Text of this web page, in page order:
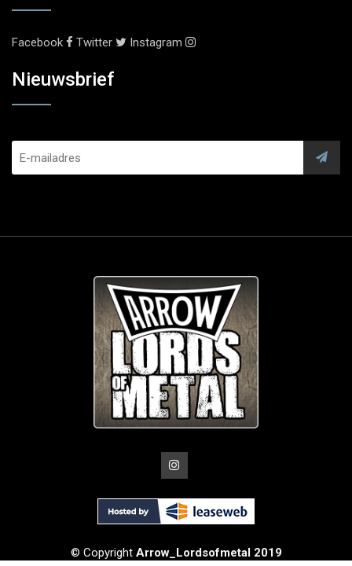
Facebook Twitter Instagram
Nieuwsbrief
© Copyright Arrow_Lordsofmetal 2019